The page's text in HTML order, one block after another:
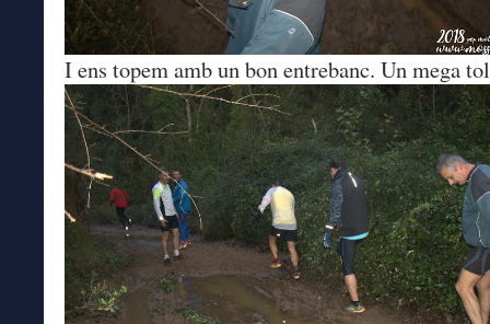
I ens topem amb un bon entrebanc. Un mega